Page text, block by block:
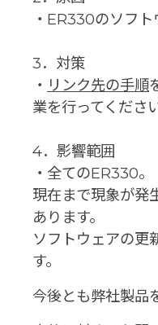
・ER330のソフト
3．対策
・ リンク先の手順
業を行ってください
4．影響範囲
・全てのER330。
現在まで現象が発
あります。
ソフトウェアの更
す。
今後とも弊社製品